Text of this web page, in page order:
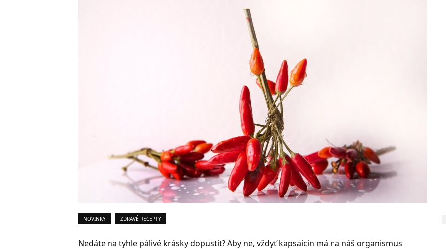
NOVINKY ZDRAVÉ RECEPTY
Nedáte na tyhle pálivé krásky dopustit? Aby ne, vždyť kapsaicin má na náš organismus